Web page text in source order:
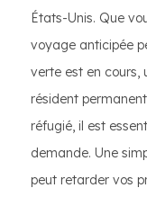
États-Unis. Que
voyage anticipée
verte est en cours,
résident
réfugié, il est
demande. Une
peut retarder vos